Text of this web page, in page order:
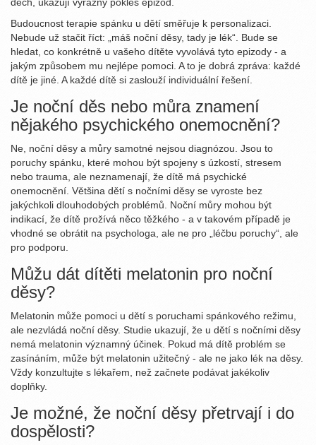
dech, ukazují výrazný pokles epizod.
Budoucnost terapie spánku u dětí směřuje k personalizaci.
Nebude už stačit říct: „máš noční děsy, tady je lék“. Bude se
hledat, co konkrétně u vašeho dítěte vyvolává tyto epizody - a
jakým způsobem mu nejlépe pomoci. A to je dobrá zpráva: každé
dítě je jiné. A každé dítě si zaslouží individuální řešení.
Je noční děs nebo můra znamení
nějakého psychického onemocnění?
Ne, noční děsy a můry samotné nejsou diagnózou. Jsou to
poruchy spánku, které mohou být spojeny s úzkostí, stresem
nebo trauma, ale neznamenají, že dítě má psychické
onemocnění. Většina dětí s nočními děsy se vyroste bez
jakýchkoli dlouhodobých problémů. Noční můry mohou být
indikací, že dítě prožívá něco těžkého - a v takovém případě je
vhodné se obrátit na psychologa, ale ne pro „léčbu poruchy“, ale
pro podporu.
Můžu dát dítěti melatonin pro noční
děsy?
Melatonin může pomoci u dětí s poruchami spánkového režimu,
ale nezvládá noční děsy. Studie ukazují, že u dětí s nočními děsy
nemá melatonin významný účinek. Pokud má dítě problém se
zasínáním, může být melatonin užitečný - ale ne jako lék na děsy.
Vždy konzultujte s lékařem, než začnete podávat jakékoliv
doplňky.
Je možné, že noční děsy přetrvají i do
dospělosti?